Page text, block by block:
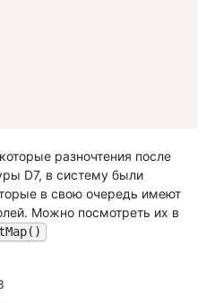
разночтения после
D7, в систему были
в свою очередь имеют
Можно посмотреть их в